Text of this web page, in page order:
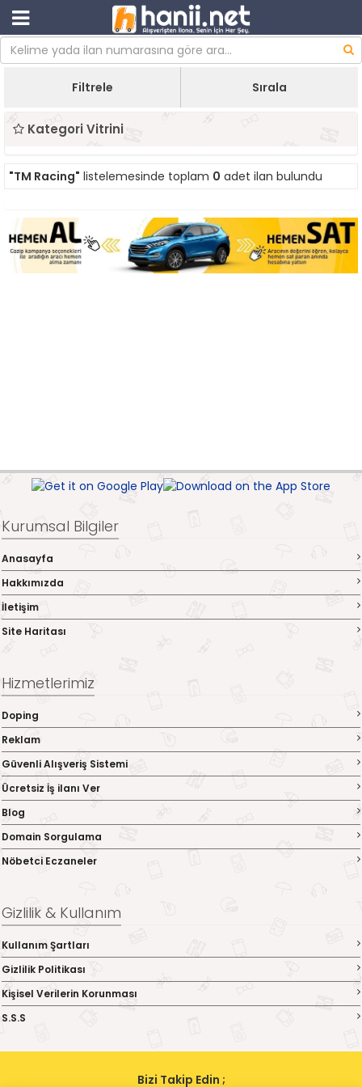
Filtrele Sırala
Kategori Vitrini
"TM Racing" listelemesinde toplam 0 adet ilan bulundu
Kurumsal Bilgiler
Anasayfa
Hakkımızda
İletişim
Site Haritası
Hizmetlerimiz
Doping
Reklam
Güvenli Alışveriş Sistemi
Ücretsiz İş ilanı Ver
Blog
Domain Sorgulama
Nöbetci Eczaneler
Gizlilik & Kullanım
Kullanım Şartları
Gizlilik Politikası
Kişisel Verilerin Korunması
S.S.S
Bizi Takip Edin ;